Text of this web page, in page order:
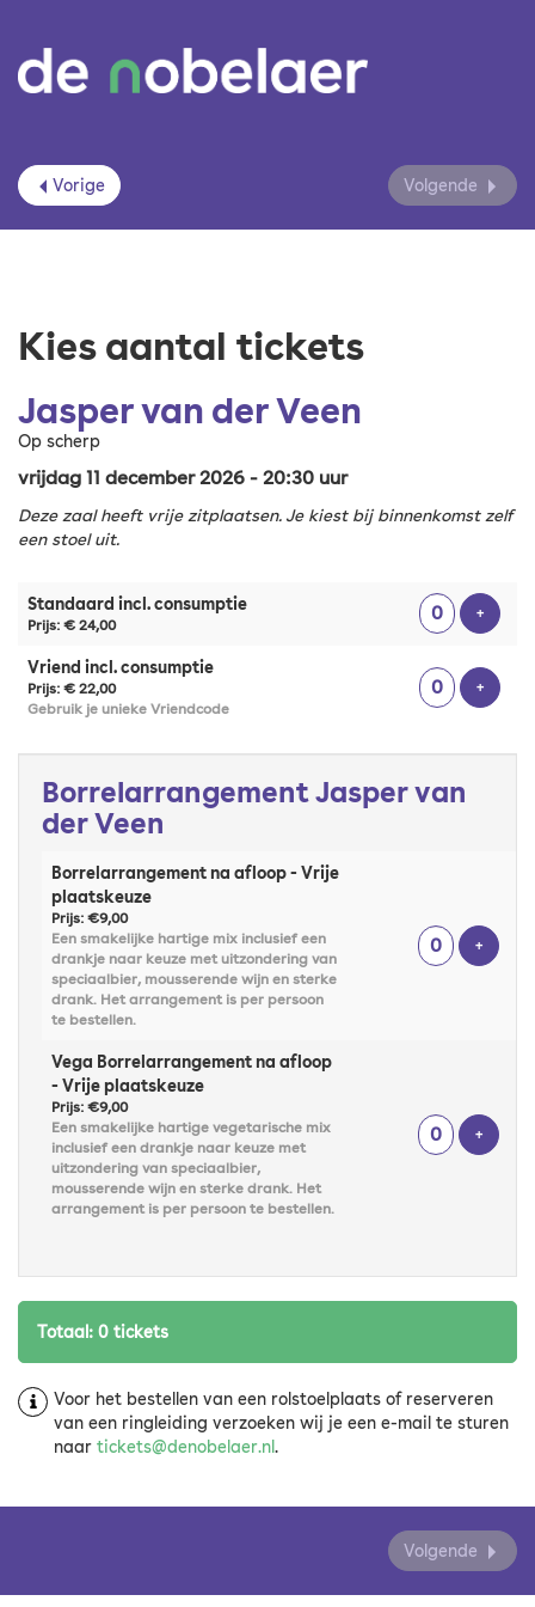
Vorige Volgende
Kies aantal tickets
Jasper van der Veen
Op scherp
vrijdag 11 december 2026 - 20:30 uur
Deze zaal heeft vrije zitplaatsen. Je kiest bij binnenkomst zelf
een stoel uit.
Standaard incl. consumptie
Prijs: € 24,00
+
Vriend incl. consumptie
Prijs: € 22,00
Gebruik je unieke Vriendcode
+
Borrelarrangement Jasper van
der Veen
Borrelarrangement na afloop - Vrije
plaatskeuze
Prijs: €9,00
Een smakelijke hartige mix inclusief een
drankje naar keuze met uitzondering van
speciaalbier, mousserende wijn en sterke
drank. Het arrangement is per persoon
te bestellen.
+
Vega Borrelarrangement na afloop
- Vrije plaatskeuze
Prijs: €9,00
Een smakelijke hartige vegetarische mix
inclusief een drankje naar keuze met
uitzondering van speciaalbier,
mousserende wijn en sterke drank. Het
arrangement is per persoon te bestellen.
+
Totaal: 0 tickets
Voor het bestellen van een rolstoelplaats of reserveren
van een ringleiding verzoeken wij je een e-mail te sturen
naar tickets@denobelaer.nl.
Volgende